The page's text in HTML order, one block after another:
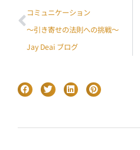
コミュニケーション
〜引き寄せの法則への挑戦〜
Jay Deai ブログ